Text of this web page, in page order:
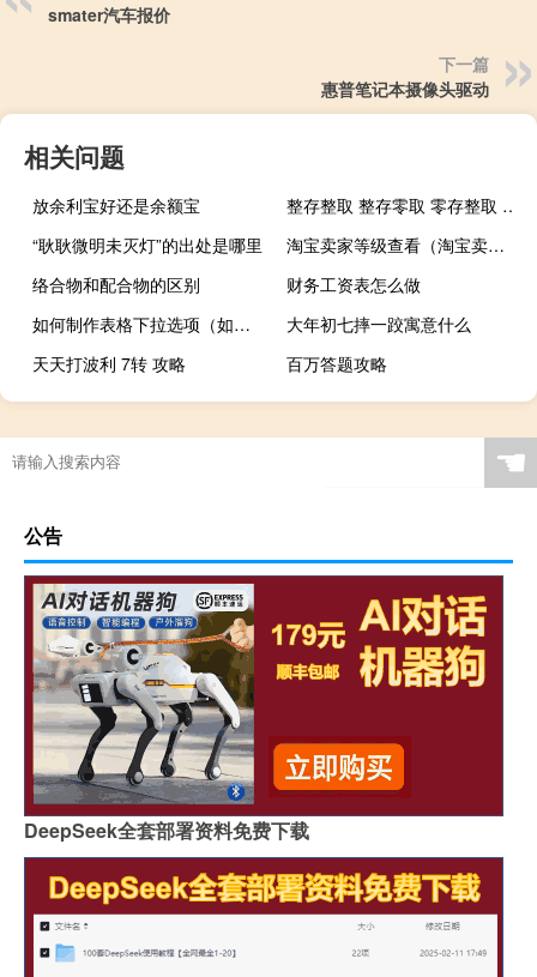
smater汽车报价
下一篇
惠普笔记本摄像头驱动
相关问题
放余利宝好还是余额宝
整存整取 整存零取 零存整取 存本取息是什么意思
“耿耿微明未灭灯”的出处是哪里
淘宝卖家等级查看（淘宝卖家等级怎么升）
络合物和配合物的区别
财务工资表怎么做
如何制作表格下拉选项（如何制作表格并打印）
大年初七摔一跤寓意什么
天天打波利 7转 攻略
百万答题攻略
☚
公告
DeepSeek全套部署资料免费下载